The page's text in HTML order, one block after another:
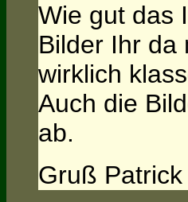
Wie gut das
Bilder Ihr da
wirklich
Auch die
ab.
Gruß Patrick